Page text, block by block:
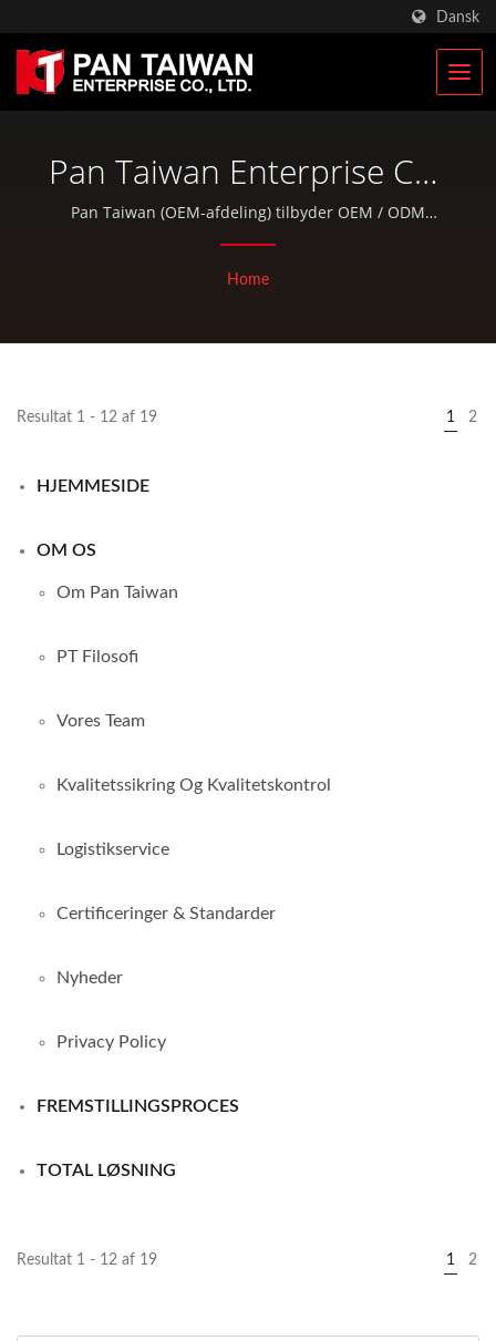
Dansk
Pan Taiwan Enterprise Co.,
Ltd.
Pan Taiwan (OEM-afdeling) tilbyder OEM / ODM
tjenester og totale løsninger til cykeldele og udendørs
fremragende kvalitet.
Home
Resultat 1 - 12 af 19 1 2
HJEMMESIDE
OM OS
Om Pan Taiwan
PT Filosofi
Vores Team
Kvalitetssikring Og Kvalitetskontrol
Logistikservice
Certificeringer & Standarder
Nyheder
Privacy Policy
FREMSTILLINGSPROCES
TOTAL LØSNING
Resultat 1 - 12 af 19 1 2